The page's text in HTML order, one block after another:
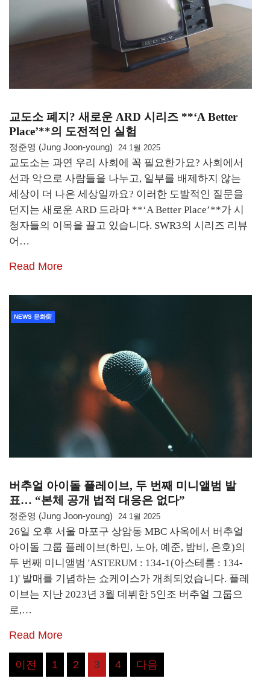
교도소 폐지? 새로운 ARD 시리즈 **‘A Better
Place’**의 도전적인 실험
정준영 (Jung Joon-young) 24 1월 2025
교도소는 과연 우리 사회에 꼭 필요한가요? 사회에서
선과 악으로 사람들을 나누고, 일부를 배제하지 않는
세상이 더 나은 세상일까요? 이러한 도발적인 질문을
던지는 새로운 ARD 드라마 **‘A Better Place’**가 시
청자들의 이목을 끌고 있습니다. SWR3의 시리즈 리뷰
어…
Read More
NEWS 문화街
버추얼 아이돌 플레이브, 두 번째 미니앨범 발
표… “본체 공개 법적 대응은 없다”
정준영 (Jung Joon-young) 24 1월 2025
26일 오후 서울 마포구 상암동 MBC 사옥에서 버추얼
아이돌 그룹 플레이브(하민, 노아, 예준, 밤비, 은호)의
두 번째 미니앨범 'ASTERUM : 134-1(아스테룸 : 134-
1)' 발매를 기념하는 쇼케이스가 개최되었습니다. 플레
이브는 지난 2023년 3월 데뷔한 5인조 버추얼 그룹으
로,…
Read More
글
이전 1 2 3 4 다음